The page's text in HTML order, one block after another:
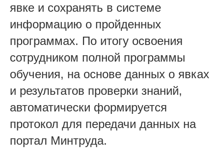
явке и сохранять в системе
информацию о пройденных
программах. По итогу освоения
сотрудником полной программы
обучения, на основе данных о явках
и результатов проверки знаний,
автоматически формируется
протокол для передачи данных на
портал Минтруда.